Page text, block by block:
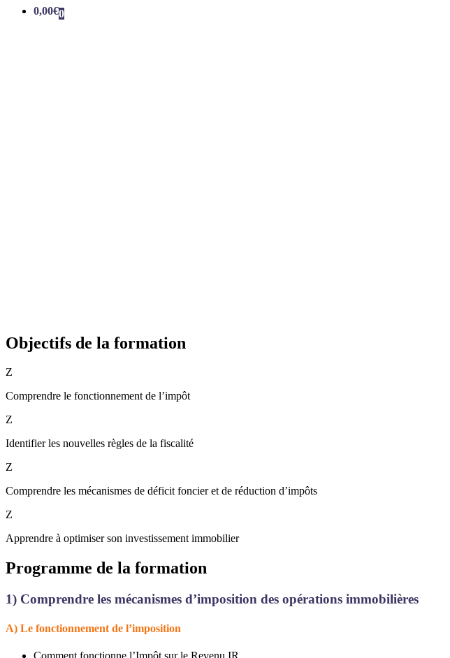
0,00€0
Objectifs de la formation
Z
Comprendre le fonctionnement de l’impôt
Z
Identifier les nouvelles règles de la fiscalité
Z
Comprendre les mécanismes de déficit foncier et de réduction d’impôts
Z
Apprendre à optimiser son investissement immobilier
Programme de la formation
1) Comprendre les mécanismes d’imposition des opérations immobilières
A) Le fonctionnement de l’imposition
Comment fonctionne l’Impôt sur le Revenu IR